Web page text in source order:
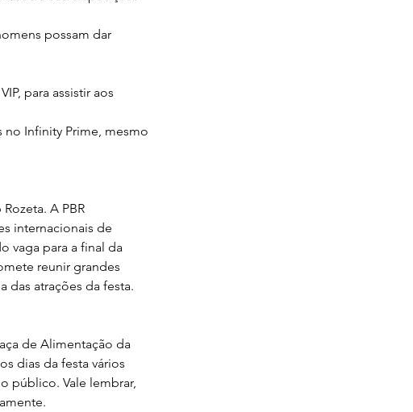
possam dar
para assistir aos
no Infinity Prime, mesmo
A PBR
internacionais de
vaga para a final da
reunir grandes
das atrações da festa.
de Alimentação da
dias da festa vários
público. Vale lembrar,